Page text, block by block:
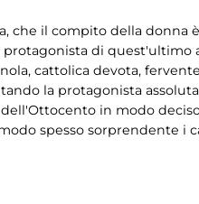
che il compito della donna
di quest'ultimo
cattolica devota,
la protagonista
in modo
spesso sorprendente i